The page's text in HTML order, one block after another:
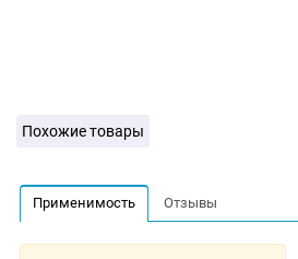
Похожие товары
Применимость Отзывы